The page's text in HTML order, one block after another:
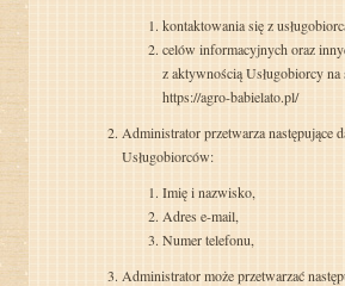
kontaktowania się z
celów informacyjnych oraz
z aktywnością Usługobiorcy
https://agro-babielato.pl/
Administrator przetwarza następujące
Usługobiorców:
Imię i nazwisko,
Adres e-mail,
Numer telefonu,
Administrator może przetwarzać